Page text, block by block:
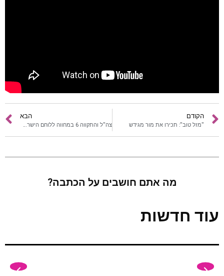
הקודם
"מזל טוב": תכירו את מור מגידש
הבא
מה אתם חושבים על הכתבה?
עוד חדשות